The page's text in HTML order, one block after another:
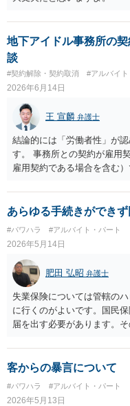
地下アイドル事務所の
談
#契約解除・契約取消 #アルバイト
2026年6月14日
王 宣麟 弁護士
結論的には「労働者性」が
す。 事務所との契約が雇用
雇用契約である場合を含む
しても、違約金の金額が過
裁判例上いくつかあるよう
あらゆる手続きができ
#パワハラ #アルバイト・パート
2026年5月14日
肥田 弘昭 弁護士
失業保険については管轄の
に行くのがよいです。国民
届を出す必要があります。
と柔軟に対応して貰える場
客からの暴言について
#パワハラ #アルバイト・パート
2026年5月13日